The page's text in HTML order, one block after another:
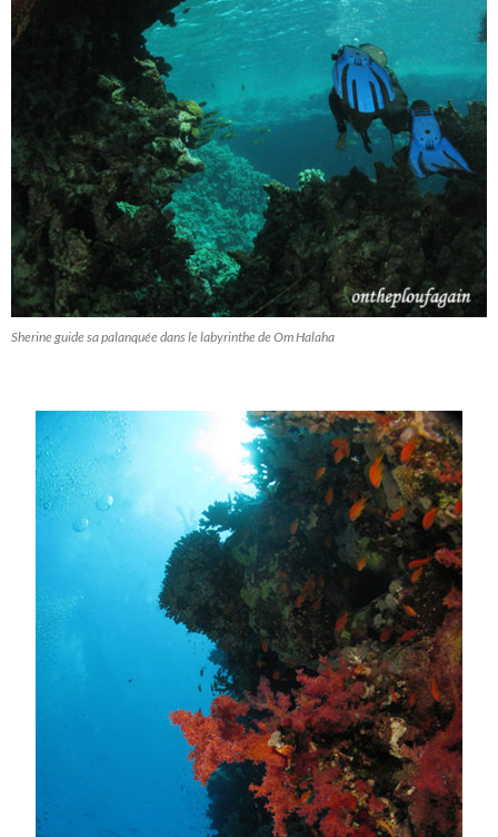
Sherine guide sa palanquée dans le labyrinthe de Om Halaha